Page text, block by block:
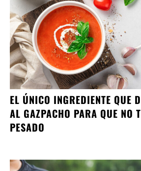
EL ÚNICO INGREDIENTE QUE
AL GAZPACHO PARA QUE NO
PESADO